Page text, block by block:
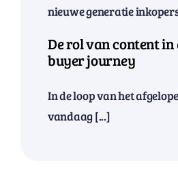
nieuwe generatie
De rol van content in
buyer journey
In de loop van het
vandaag [...]